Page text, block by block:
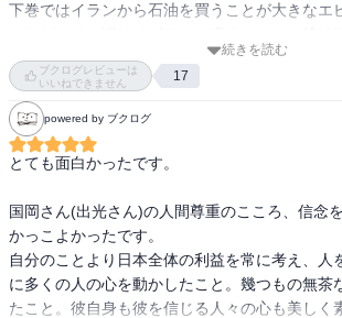
下巻ではイランから石油を買うことが大きなエ
るイランという国の実態が少し理解できました
えると日本は石油を持たなくて本当は良かった
思えて来ました。もし富士山の麓から石油が沸
ら、欧米から食い荒らされてたんじゃないかと
けれど、イランってお気の毒（どころじゃない
た。
続きを読む
ブクログレビューは
いいねできません
17
powered by ブクログ
とても面白かったです。
国岡さん(出光さん)の人間尊重のこころ、信念
かっこよかったです。
自分のことより日本全体の利益を常に考え、人
に多くの人の心を動かしたこと。幾つもの無茶
たこと。彼自身も彼を信じる人々の心も美しく